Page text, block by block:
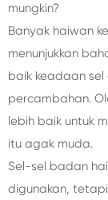
mungkin?
Banyak haiwan
menunjukkan
baik keadaan
percambahan.
lebih baik untuk
itu agak muda.
Sel-sel badan
digunakan,